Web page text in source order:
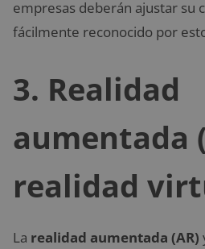
empresas deberán ajustar su
fácilmente reconocido por
3. Realidad
aumentada
realidad
La realidad aumentada (AR)